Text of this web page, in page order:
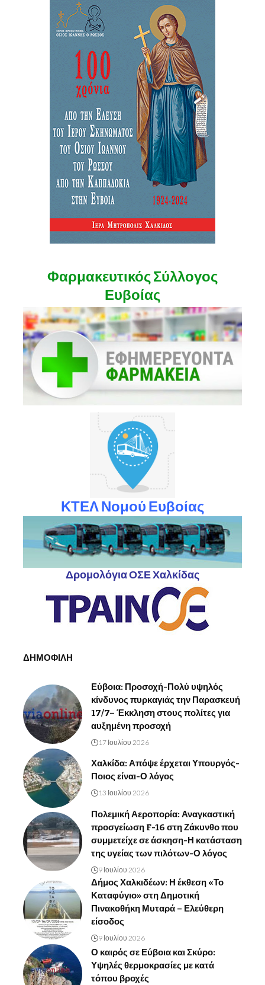
Φαρμακευτικός Σύλλογος
Ευβοίας
ΚΤΕΛ Νομού Ευβοίας
Δρομολόγια ΟΣΕ Χαλκίδας
ΔΗΜΟΦΙΛΗ
Εύβοια: Προσοχή-Πολύ υψηλός
κίνδυνος πυρκαγιάς την Παρασκευή
17/7– Έκκληση στους πολίτες για
αυξημένη προσοχή
17 Ιουλίου 2026
Χαλκίδα: Απόψε έρχεται Υπουργός-
Ποιος είναι-Ο λόγος
13 Ιουλίου 2026
Πολεμική Αεροπορία: Αναγκαστική
προσγείωση F-16 στη Ζάκυνθο που
συμμετείχε σε άσκηση-Η κατάσταση
της υγείας των πιλότων-Ο λόγος
9 Ιουλίου 2026
Δήμος Χαλκιδέων: Η έκθεση «Το
Καταφύγιο» στη Δημοτική
Πινακοθήκη Μυταρά – Ελεύθερη
είσοδος
9 Ιουλίου 2026
Ο καιρός σε Εύβοια και Σκύρο:
Υψηλές θερμοκρασίες με κατά
τόπου βροχές